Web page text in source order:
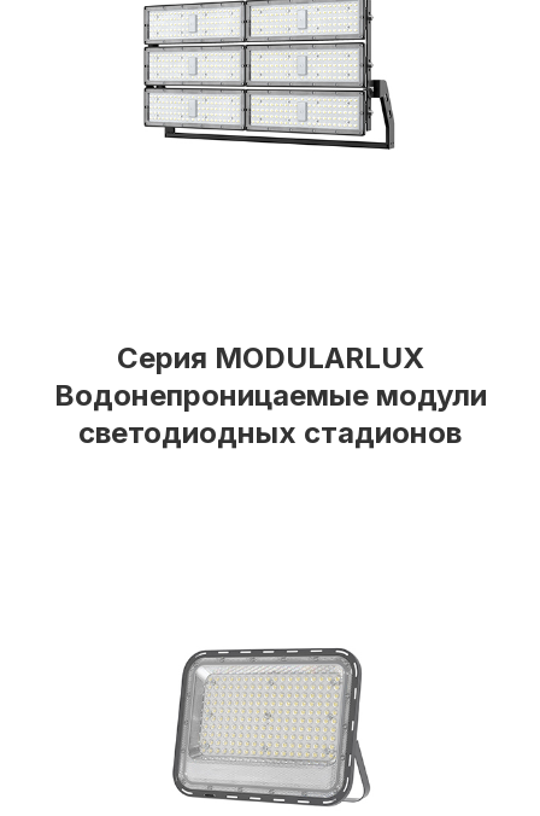
Серия MODULARLUX
Водонепроницаемые модули
светодиодных стадионов